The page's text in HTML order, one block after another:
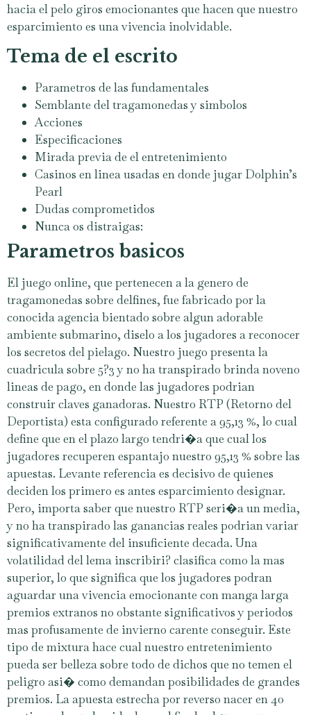
hacia el pelo giros emocionantes que hacen que nuestro
esparcimiento es una vivencia inolvidable.
Tema de el escrito
Parametros de las fundamentales
Semblante del tragamonedas y simbolos
Acciones
Especificaciones
Mirada previa de el entretenimiento
Casinos en linea usadas en donde jugar Dolphin’s
Pearl
Dudas comprometidos
Nunca os distraigas:
Parametros basicos
El juego online, que pertenecen a la genero de
tragamonedas sobre delfines, fue fabricado por la
conocida agencia bientado sobre algun adorable
ambiente submarino, diselo a los jugadores a reconocer
los secretos del pielago. Nuestro juego presenta la
cuadricula sobre 5?3 y no ha transpirado brinda noveno
lineas de pago, en donde las jugadores podrian
construir claves ganadoras. Nuestro RTP (Retorno del
Deportista) esta configurado referente a 95,13 %, lo cual
define que en el plazo largo tendri�a que cual los
jugadores recuperen espantajo nuestro 95,13 % sobre las
apuestas. Levante referencia es decisivo de quienes
deciden los primero es antes esparcimiento designar.
Pero, importa saber que nuestro RTP seri�a un media,
y no ha transpirado las ganancias reales podrian variar
significativamente del insuficiente decada. Una
volatilidad del lema inscribiri? clasifica como la mas
superior, lo que significa que los jugadores podran
aguardar una vivencia emocionante con manga larga
premios extranos no obstante significativos y periodos
mas profusamente de invierno carente conseguir. Este
tipo de mixtura hace cual nuestro entretenimiento
pueda ser belleza sobre todo de dichos que no temen el
peligro asi� como demandan posibilidades de grandes
premios. La apuesta estrecha por reverso nacer en 40